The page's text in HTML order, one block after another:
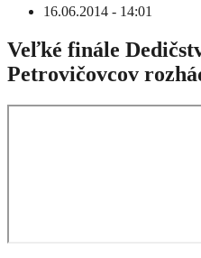
16.06.2014 - 14:01
Veľké finále
Petrovičovcov